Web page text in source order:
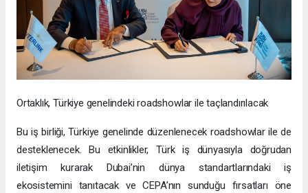
Ortaklık, Türkiye genelindeki roadshowlar ile taçlandırılacak
Bu iş birliği, Türkiye genelinde düzenlenecek roadshowlar ile de
desteklenecek. Bu etkinlikler, Türk iş dünyasıyla doğrudan
iletişim kurarak Dubai’nin dünya standartlarındaki iş
ekosistemini tanıtacak ve CEPA’nın sunduğu fırsatları öne